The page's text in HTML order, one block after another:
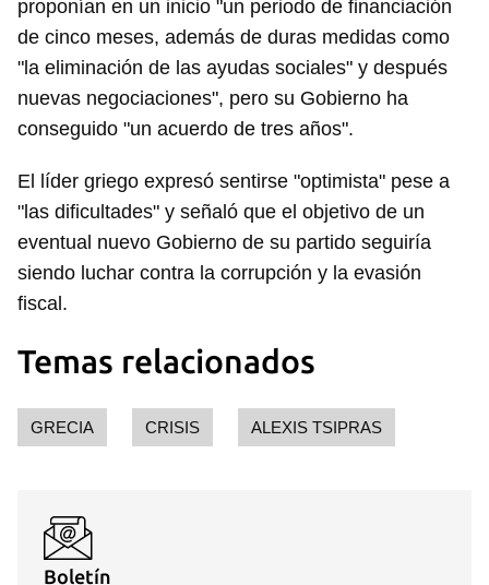
proponían en un inicio "un periodo de financiación
de cinco meses, además de duras medidas como
"la eliminación de las ayudas sociales" y después
nuevas negociaciones", pero su Gobierno ha
conseguido "un acuerdo de tres años".
El líder griego expresó sentirse "optimista" pese a
"las dificultades" y señaló que el objetivo de un
eventual nuevo Gobierno de su partido seguiría
siendo luchar contra la corrupción y la evasión
fiscal.
Temas relacionados
GRECIA CRISIS ALEXIS TSIPRAS
Boletín